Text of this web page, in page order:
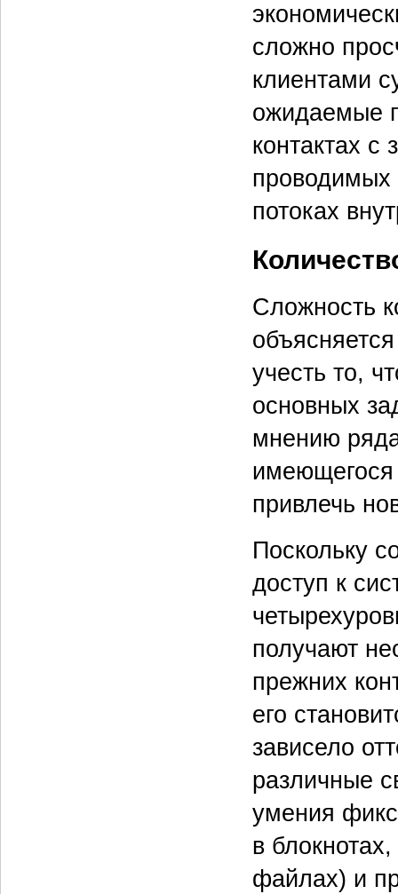
сложно
клиентами
ожидаемые
контактах с
потоках
Сложность
учесть то,
основных
мнению
имеющегося
привлечь
Поскольку
доступ к
получают
прежних
его
зависело
различные
умения
в
файлах) и